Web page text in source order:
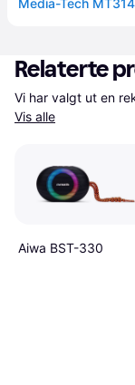
Relaterte
Vis alle
Aiwa BST-330